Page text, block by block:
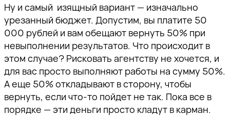
Ну и самый изящный вариант — изначально
урезанный бюджет. Допустим, вы платите 50
000 рублей и вам обещают вернуть 50% при
невыполнении результатов. Что происходит в
этом случае? Рисковать агентству не хочется, и
для вас просто выполняют работы на сумму 50%.
А еще 50% откладывают в сторону, чтобы
вернуть, если что-то пойдет не так. Пока все в
порядке — эти деньги просто кладут в карман.